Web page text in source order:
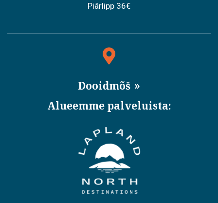
Piârlipp 36€
Dooidmõš
Alueemme palveluista: